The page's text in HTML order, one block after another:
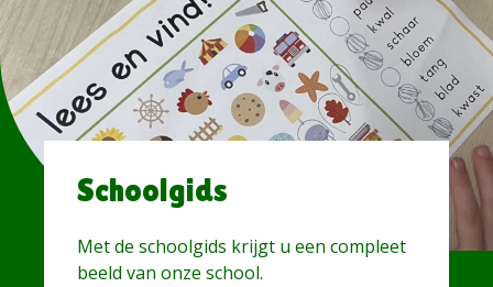
Schoolgids
Met de schoolgids krijgt u een compleet
beeld van onze school.